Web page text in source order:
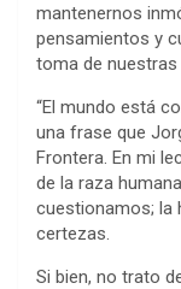
mantenernos
pensamientos y
toma de nuestras
“El mundo está
una frase que
Frontera. En mi
de la raza
cuestionamos; la
certezas.
Si bien, no trato